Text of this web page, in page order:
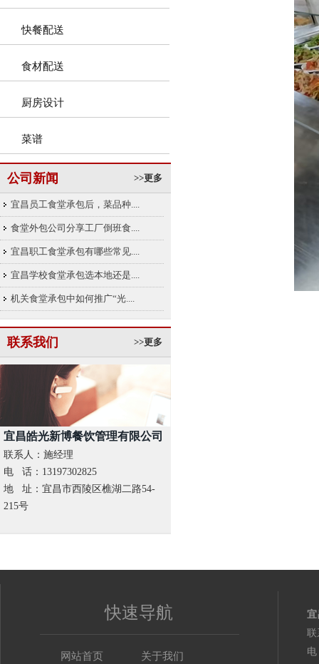
快餐配送
食材配送
厨房设计
菜谱
公司新闻 >>更多
宜昌员工食堂承包后，菜品种....
食堂外包公司分享工厂倒班食....
宜昌职工食堂承包有哪些常见....
宜昌学校食堂承包选本地还是....
机关食堂承包中如何推广“光....
联系我们 >>更多
宜昌皓光新博餐饮管理有限公司
联系人：施经理
电 话：13197302825
地 址：宜昌市西陵区樵湖二路54-
215号
快速导航
网站首页
关于我们
宜
联